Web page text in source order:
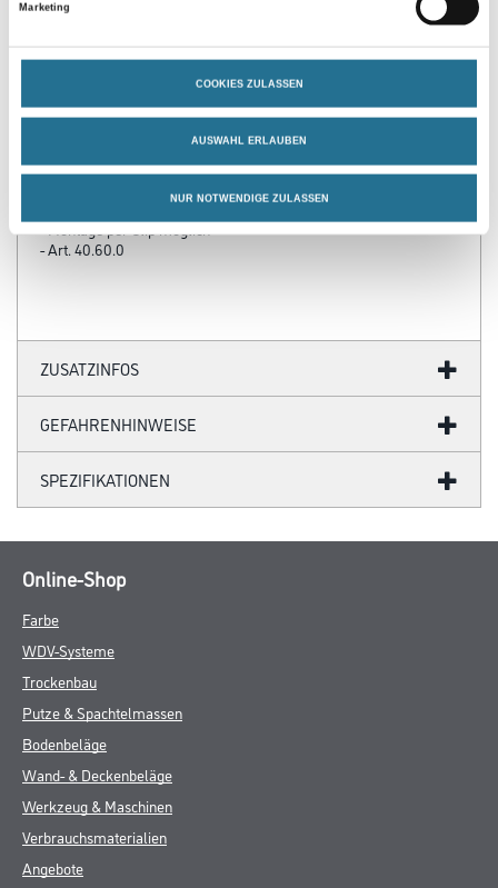
Marketing
COOKIES ZULASSEN
AUSWAHL ERLAUBEN
NUR NOTWENDIGE ZULASSEN
PRODUKTEIGENSCHAFTEN
- Montage per Clip möglich
- Art. 40.60.0
ZUSATZINFOS
GEFAHRENHINWEISE
SPEZIFIKATIONEN
Online-Shop
Farbe
WDV-Systeme
Trockenbau
Putze & Spachtelmassen
Bodenbeläge
Wand- & Deckenbeläge
Werkzeug & Maschinen
Verbrauchsmaterialien
Angebote